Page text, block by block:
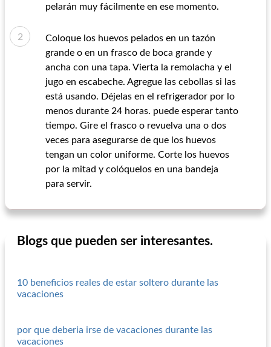
pelarán muy fácilmente en ese momento.
Coloque los huevos pelados en un tazón
grande o en un frasco de boca grande y
ancha con una tapa. Vierta la remolacha y el
jugo en escabeche. Agregue las cebollas si las
está usando. Déjelas en el refrigerador por lo
menos durante 24 horas. puede esperar tanto
tiempo. Gire el frasco o revuelva una o dos
veces para asegurarse de que los huevos
tengan un color uniforme. Corte los huevos
por la mitad y colóquelos en una bandeja
para servir.
Blogs que pueden ser interesantes.
10 beneficios reales de estar soltero durante las
vacaciones
por que deberia irse de vacaciones durante las
vacaciones